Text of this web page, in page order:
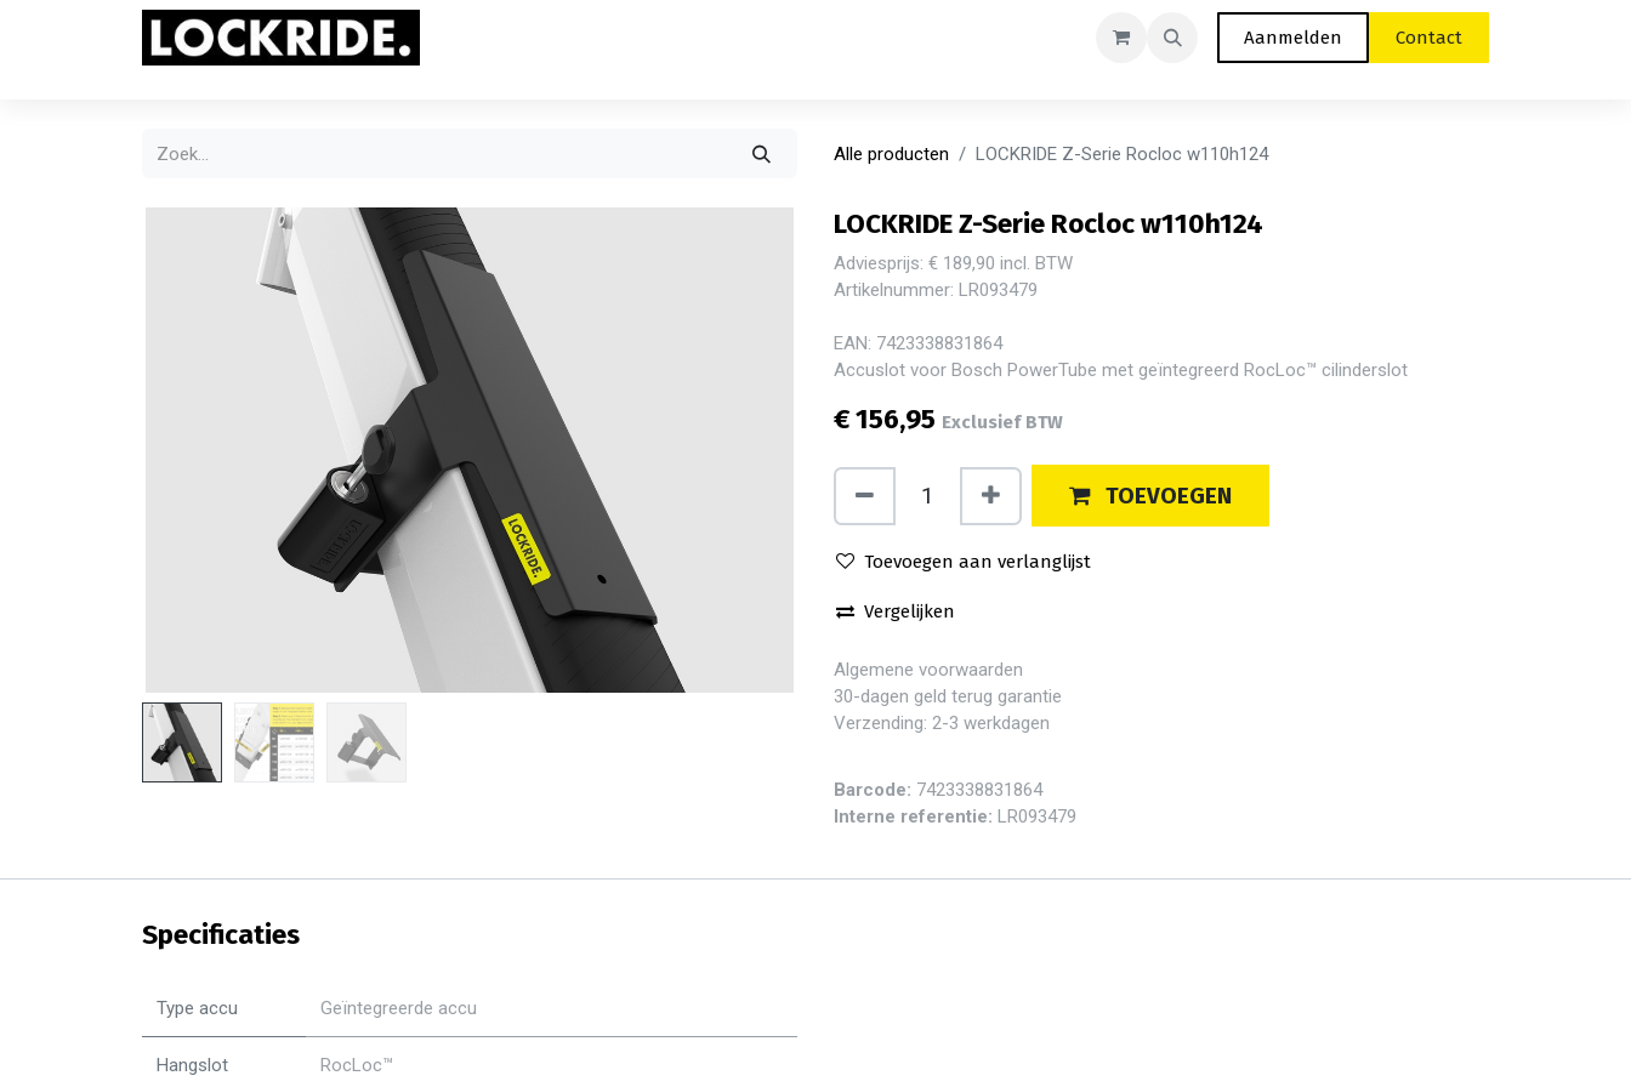
Aanmelden Contact
Alle producten LOCKRIDE Z-Serie Rocloc w110h124
LOCKRIDE Z-Serie Rocloc w110h124
Adviesprijs: € 189,90 incl. BTW
Artikelnummer: LR093479
EAN: 7423338831864
Accuslot voor Bosch PowerTube met geïntegreerd RocLoc™ cilinderslot
€156,95 Exclusief BTW
TOEVOEGEN
Toevoegen aan verlanglijst
Vergelijken
Algemene voorwaarden
30-dagen geld terug garantie
Verzending: 2-3 werkdagen
Barcode: 7423338831864
Interne referentie: LR093479
Specificaties
Type accu Geïntegreerde accu
Hangslot RocLoc™